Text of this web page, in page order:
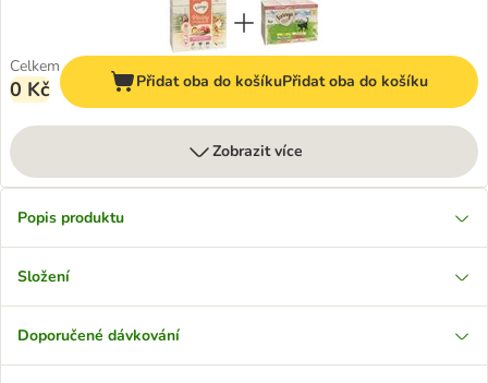
Celkem
0 Kč Přidat oba do košíkuPřidat oba do košíku
Zobrazit více
Popis produktu
Složení
Doporučené dávkování